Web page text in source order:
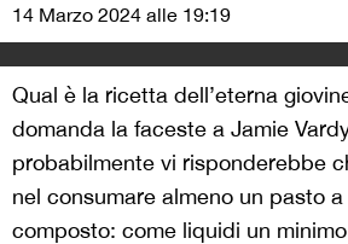
14 Marzo 2024 alle 19:19
Qual è la ricetta dell’eterna
domanda la faceste a Jamie
probabilmente vi risponderebbe
nel consumare almeno un pasto
composto: come liquidi un